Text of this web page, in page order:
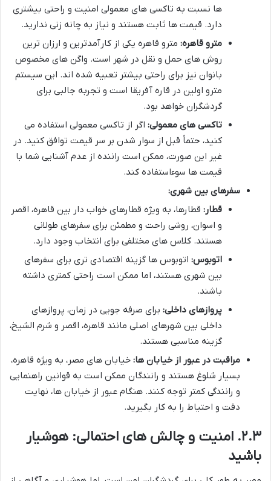
ها نسبت به تاکسی های معمولی امنیت و راحتی بیشتری
دارد. قیمت ها ثابت هستند و نیاز به چانه زنی ندارید.
مترو قاهره: مترو قاهره یکی از کارآمدترین و ارزان ترین
روش های حمل و نقل در شهر است. واگن های مخصوص
بانوان نیز برای راحتی بیشتر تعبیه شده اند. این سیستم
مترو اولین در قاره آفریقا است و تجربه جالبی برای
گردشگران خواهد بود.
تاکسی های معمولی: اگر از تاکسی معمولی استفاده می
کنید، حتماً قبل از سوار شدن بر سر قیمت توافق کنید. در
غیر این صورت، ممکن است راننده از عدم آشنایی شما با
قیمت ها سوءاستفاده کند.
سفرهای بین شهری:
قطار: قطارها، به ویژه قطارهای خواب دار بین قاهره، اقصر
و اسوان، روشی راحت و مطمئن برای سفرهای طولانی
هستند. کلاس های مختلفی برای انتخاب وجود دارد.
اتوبوس: اتوبوس ها گزینه اقتصادی تری برای سفرهای
بین شهری هستند، اما ممکن است راحتی کمتری داشته
باشند.
پروازهای داخلی: برای صرفه جویی در زمان، پروازهای
داخلی بین شهرهای اصلی مانند قاهره، اقصر و شرم الشیخ،
گزینه مناسبی هستند.
مراقبت در عبور از خیابان ها: خیابان های مصر، به ویژه قاهره،
بسیار شلوغ هستند و رانندگان ممکن است به قوانین راهنمایی
و رانندگی کمتر توجه کنند. هنگام عبور از خیابان ها، نهایت
دقت و احتیاط را به کار بگیرید.
۲.۳. امنیت و چالش های احتمالی: هوشیار
باشید